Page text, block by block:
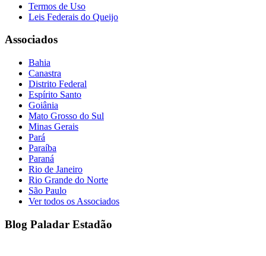
Termos de Uso
Leis Federais do Queijo
Associados
Bahia
Canastra
Distrito Federal
Espírito Santo
Goiânia
Mato Grosso do Sul
Minas Gerais
Pará
Paraíba
Paraná
Rio de Janeiro
Rio Grande do Norte
São Paulo
Ver todos os Associados
Blog Paladar Estadão